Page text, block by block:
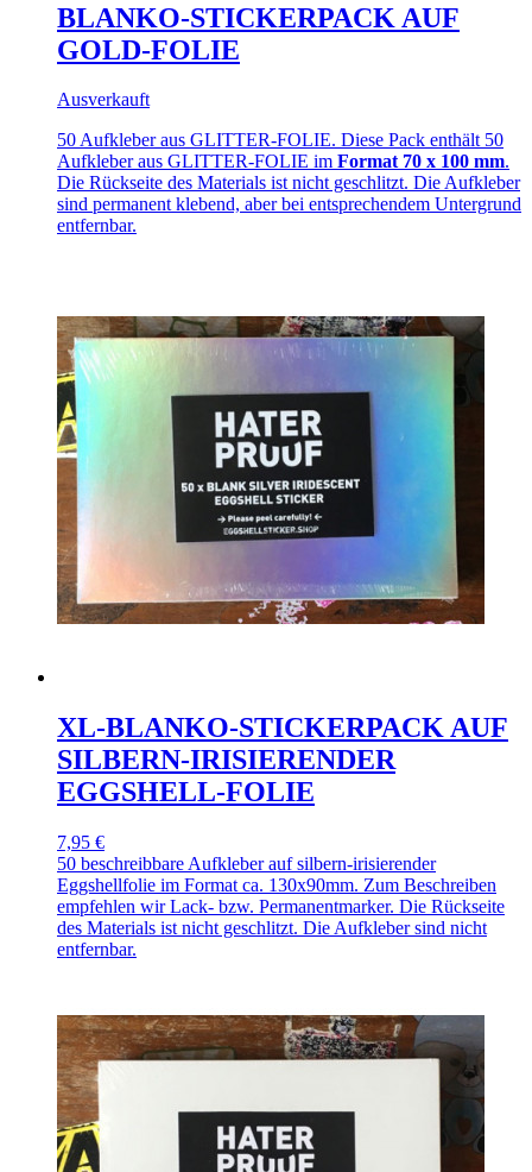
BLANKO-STICKERPACK AUF
GOLD-FOLIE
Ausverkauft
50 Aufkleber aus GLITTER-FOLIE. Diese Pack enthält 50
Aufkleber aus GLITTER-FOLIE im Format 70 x 100 mm.
Die Rückseite des Materials ist nicht geschlitzt. Die Aufkleber
sind permanent klebend, aber bei entsprechendem Untergrund
entfernbar.
XL-BLANKO-STICKERPACK AUF
SILBERN-IRISIERENDER
EGGSHELL-FOLIE
7,95 €
50 beschreibbare Aufkleber auf silbern-irisierender
Eggshellfolie im Format ca. 130x90mm. Zum Beschreiben
empfehlen wir Lack- bzw. Permanentmarker. Die Rückseite
des Materials ist nicht geschlitzt. Die Aufkleber sind nicht
entfernbar.